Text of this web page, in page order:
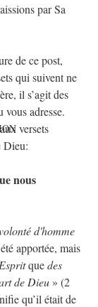
par Sa
de ce post,
qui suivent ne
il s’agit des
adresse.
versets
Dieu:
nous
d'homme
apportée, mais
que des
de Dieu » (2
qu’il était de